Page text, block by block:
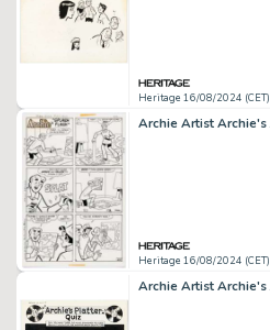
Heritage 16/08/2024 (CET)
Heritage 16/08/2024 (CET)